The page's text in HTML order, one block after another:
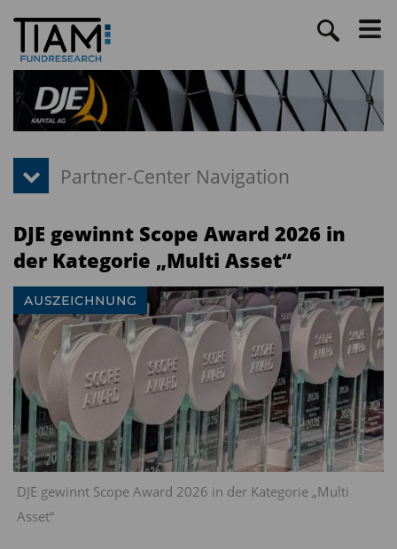
DJE gewinnt Scope Award 2026 in
der Kategorie „Multi Asset“
DJE gewinnt Scope Award 2026 in der Kategorie „Multi
Asset“
AUSZEICHNUNG